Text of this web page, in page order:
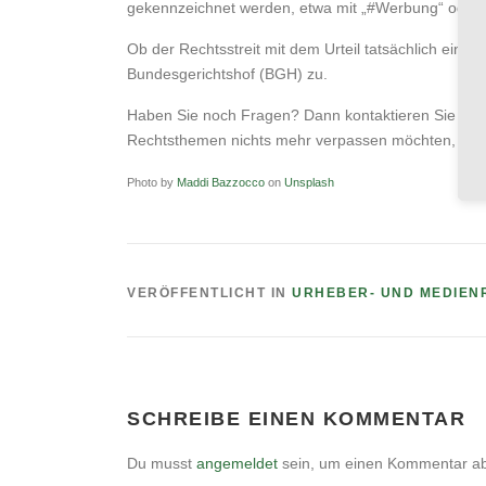
gekennzeichnet werden, etwa mit „ #Werbung“ oder „
Ob der Rechtsstreit mit dem Urteil tatsächlich ein
Bundesgerichtshof (BGH) zu.
Haben Sie noch Fragen? Dann kontaktieren Sie
Rechtsthemen nichts mehr verpassen möchten,
Photo by Maddi Bazzocco on Unsplash
VERÖFFENTLICHT IN URHEBER- UND
SCHREIBE EINEN KOMMENTAR
Du musst angemeldet sein, um einen Kommentar